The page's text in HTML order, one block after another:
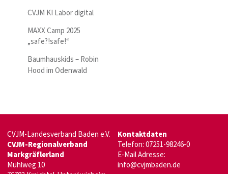
CVJM KI Labor digital
MAXX Camp 2025
„safe?!safe!“
Baumhauskids – Robin
Hood im Odenwald
CVJM-Landesverband Baden e.V.
CVJM-Regionalverband
Markgräflerland
Mühlweg 10
Kontaktdaten
Telefon: 07251-98246-0
E-Mail Adresse:
info@cvjmbaden.de